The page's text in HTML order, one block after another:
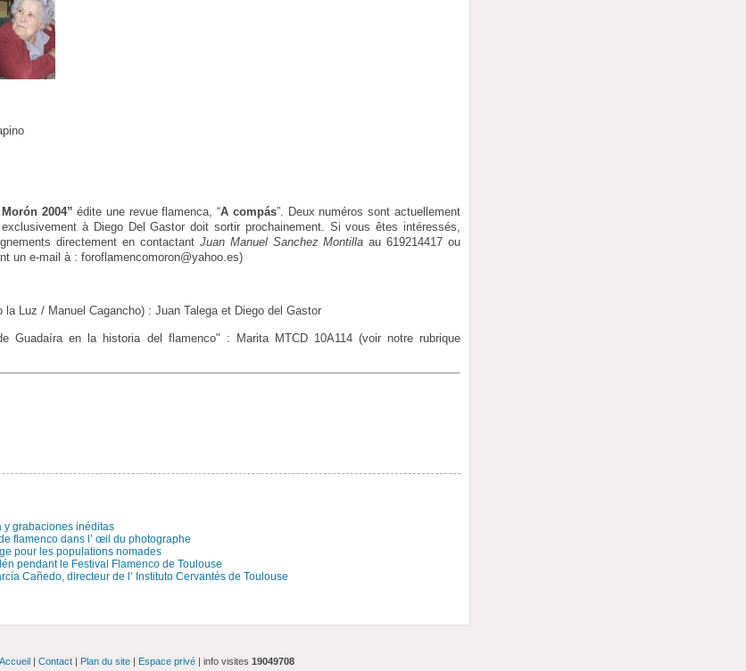
2004” édite une revue flamenca, “A compás”. Deux numéros sont actuellement
à Diego Del Gastor doit sortir prochainement. Si vous êtes intéressés,
directement en contactant Juan Manuel Sanchez Montilla au 619214417 ou
un e-mail à : foroflamencomoron@yahoo.es)
Luz / Manuel Cagancho) : Juan Talega et Diego del Gastor
Guadaíra en la historia del flamenco" : Marita MTCD 10A114 (voir notre rubrique
y grabaciones inéditas
flamenco dans l’ œil du photographe
pour les populations nomades
pendant le Festival Flamenco de Toulouse
Cañedo, directeur de l’ Instituto Cervantés de Toulouse
Accueil| Contact| Plan du site| Espace privé| info visites 19049708